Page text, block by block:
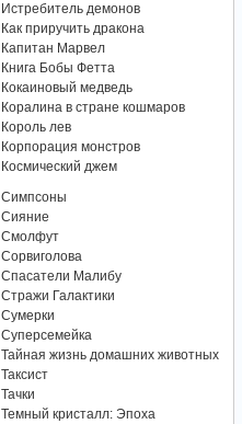
Истребитель демонов
Как приручить дракона
Капитан Марвел
Книга Бобы Фетта
Кокаиновый медведь
Коралина в стране кошмаров
Король лев
Корпорация монстров
Космический джем
Симпсоны
Сияние
Смолфут
Сорвиголова
Спасатели Малибу
Стражи Галактики
Сумерки
Суперсемейка
Тайная жизнь домашних животных
Таксист
Тачки
Темный кристалл: Эпоха